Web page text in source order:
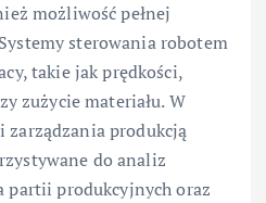
możliwość pełnej
sterowania robotem
takie jak prędkości,
zużycie materiału. W
zarządzania produkcją
do analiz
partii produkcyjnych oraz